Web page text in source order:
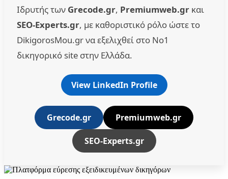
Ιδρυτής των Grecode.gr, Premiumweb.gr και
SEO-Experts.gr, με καθοριστικό ρόλο ώστε το
DikigorosMou.gr να εξελιχθεί στο No1
δικηγορικό site στην Ελλάδα.
View LinkedIn Profile
Grecode.gr Premiumweb.gr
SEO-Experts.gr